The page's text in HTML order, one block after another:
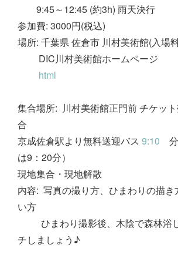
9:45～12:45 (約3h) 雨天決行
参加費: 3000円(税込)
場所: 千葉県 佐倉市 川村美術館(入場
DIC川村美術館ホームページ
html
集合場所: 川村美術館正門前 チケッ
合
京成佐倉駅より無料送迎バス 9:10
は9：20分）
現地集合・現地解散
内容: 写真の撮り方、ひまわりの描き
い方
ひまわり撮影後、木陰で森林浴
チしましょう♪